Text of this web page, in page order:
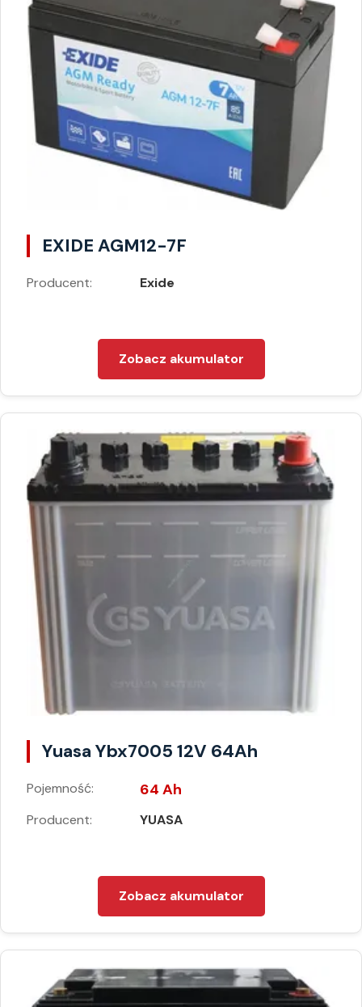
EXIDE AGM12-7F
Producent: Exide
Zobacz akumulator
Yuasa Ybx7005 12V 64Ah
Pojemność: 64 Ah
Producent: YUASA
Zobacz akumulator